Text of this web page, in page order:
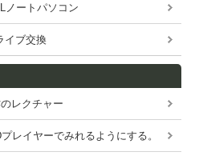
ノートパソコン
イブ交換
レクチャー
レイヤーでみれるようにする。